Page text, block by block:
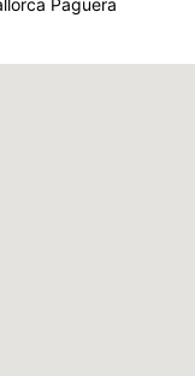
Paguera